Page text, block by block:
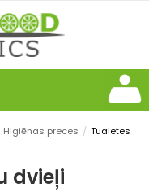
Higiēnas preces / Tualetes
dvieļi